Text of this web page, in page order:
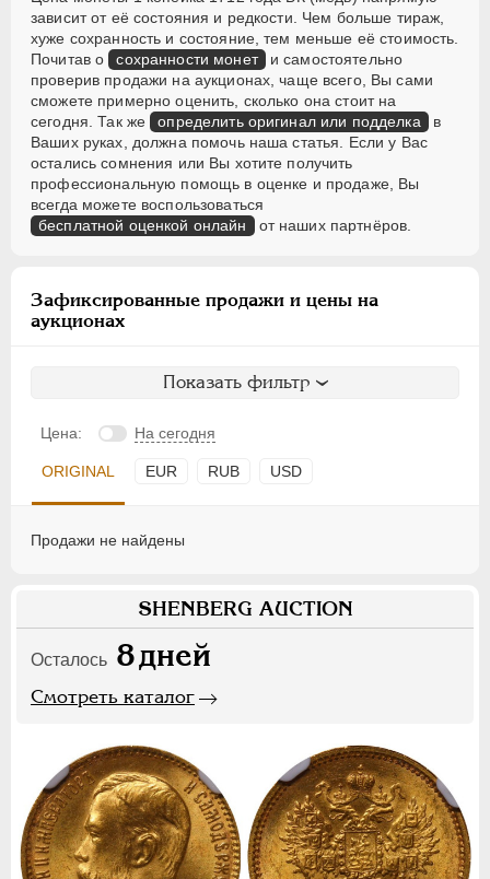
зависит от её состояния и редкости. Чем больше тираж,
хуже сохранность и состояние, тем меньше её стоимость.
Почитав о сохранности монет и самостоятельно
проверив продажи на аукционах, чаще всего, Вы сами
сможете примерно оценить, сколько она стоит на
сегодня. Так же определить оригинал или подделка в
Ваших руках, должна помочь наша статья. Если у Вас
остались сомнения или Вы хотите получить
профессиональную помощь в оценке и продаже, Вы
всегда можете воспользоваться
бесплатной оценкой онлайн от наших партнёров.
Зафиксированные продажи и цены на
аукционах
Показать фильтр
Цена: На сегодня
ORIGINAL EUR RUB USD
Продажи не найдены
SHENBERG AUCTION
Осталось 8дней
Смотреть каталог